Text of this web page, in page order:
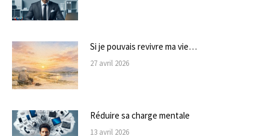
Si je pouvais revivre ma vie…
27 avril 2026
Réduire sa charge mentale
13 avril 2026